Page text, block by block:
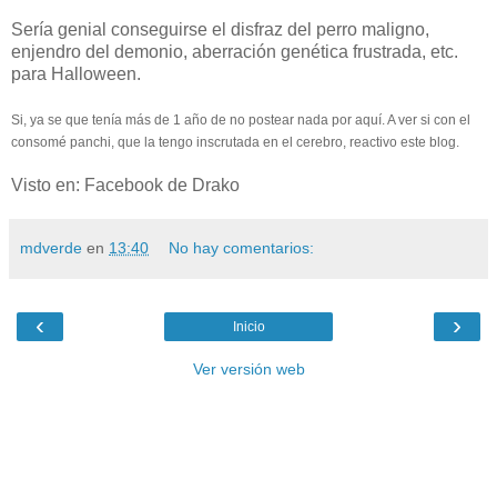
Sería genial conseguirse el disfraz del perro maligno,
enjendro del demonio, aberración genética frustrada, etc.
para Halloween.
Si, ya se que tenía más de 1 año de no postear nada por aquí. A ver si con el
consomé panchi, que la tengo inscrutada en el cerebro, reactivo este blog.
Visto en: Facebook de Drako
mdverde en 13:40 No hay comentarios:
‹ ›
Inicio
Ver versión web